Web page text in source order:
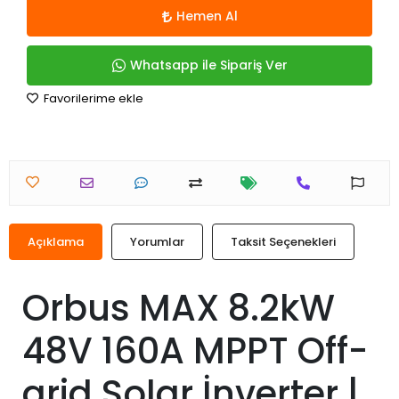
Hemen Al
Whatsapp ile Sipariş Ver
Favorilerime ekle
Açıklama Yorumlar Taksit Seçenekleri
Orbus MAX 8.2kW
48V 160A MPPT Off-